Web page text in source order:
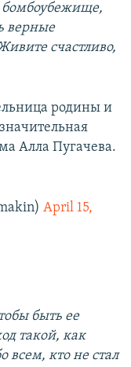
бомбоубежище,
верные
счастливо,
родины и
Алла Пугачева.
April 15,
быть ее
такой, как
всем, кто не стал